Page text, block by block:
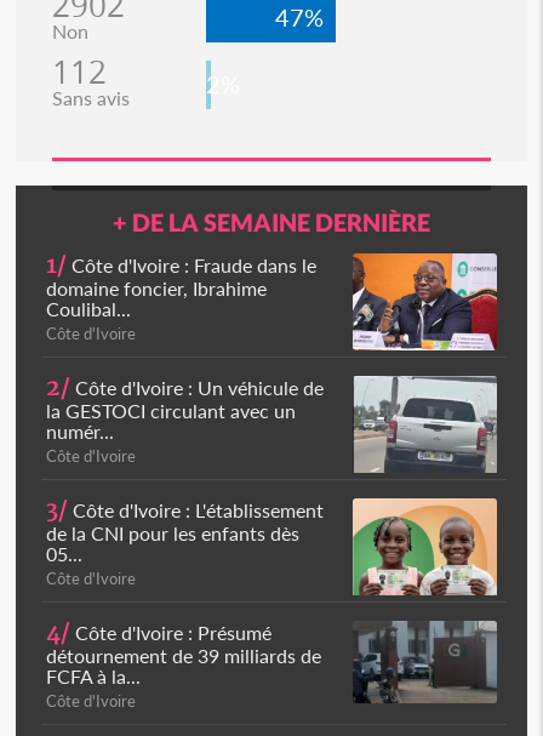
Non 47%
112
Sans avis 2%
+ DE LA SEMAINE DERNIÈRE
1/ Côte d'Ivoire : Fraude dans le
domaine foncier, Ibrahime
Coulibal...
Côte d'Ivoire
2/ Côte d'Ivoire : Un véhicule de
la GESTOCI circulant avec un
numér...
Côte d'Ivoire
3/ Côte d'Ivoire : L'établissement
de la CNI pour les enfants dès
05...
Côte d'Ivoire
4/ Côte d'Ivoire : Présumé
détournement de 39 milliards de
FCFA à la...
Côte d'Ivoire